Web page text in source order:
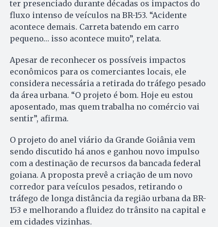
ter presenciado durante décadas os impactos do
fluxo intenso de veículos na BR-153. “Acidente
acontece demais. Carreta batendo em carro
pequeno… isso acontece muito”, relata.
Apesar de reconhecer os possíveis impactos
econômicos para os comerciantes locais, ele
considera necessária a retirada do tráfego pesado
da área urbana. “O projeto é bom. Hoje eu estou
aposentado, mas quem trabalha no comércio vai
sentir”, afirma.
O projeto do anel viário da Grande Goiânia vem
sendo discutido há anos e ganhou novo impulso
com a destinação de recursos da bancada federal
goiana. A proposta prevê a criação de um novo
corredor para veículos pesados, retirando o
tráfego de longa distância da região urbana da BR-
153 e melhorando a fluidez do trânsito na capital e
em cidades vizinhas.